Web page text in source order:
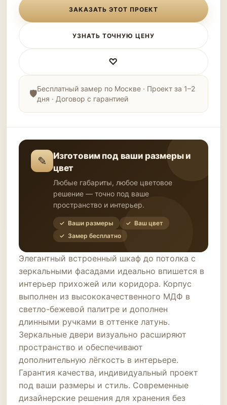
ЗАКАЗАТЬ ЭТОТ ПРОЕКТ
УЗНАТЬ ТОЧНУЮ ЦЕНУ
♡
Бесплатный замер по Москве · Проект за 1–2
дня · Договор с гарантией
✎
Изготовим под ваши размеры и
цвет
Любые габариты, любое цветовое
решение — точно под ваше
пространство и интерьер.
✓ Ваши размеры
✓ Ваш цвет
✓ Замер бесплатно
Элегантный встроенный шкаф до потолка с
зеркальными фасадами идеально впишется в
интерьер прихожей или коридора. Корпус
выполнен из высококачественного МДФ в
светло-бежевой палитре и дополнен
длинными ручками в оттенке латунь.
Зеркальные двери визуально расширяют
пространство и обеспечивают
дополнительную лёгкость в интерьере.
Гарантия качества, индивидуальный проект
под ваши размеры и стиль. Современные
дизайнерские решения для хранения без